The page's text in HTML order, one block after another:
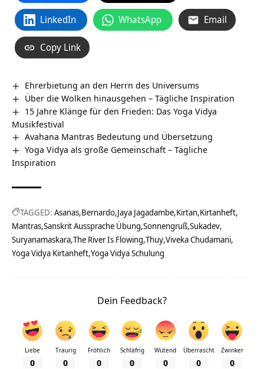
LinkedIn WhatsApp Email
Copy Link
Ehrerbietung an den Herrn des Universums
Über die Wolken hinausgehen – Tägliche Inspiration
15 Jahre Klänge für den Frieden: Das Yoga Vidya
Musikfestival
Avahana Mantras Bedeutung und Übersetzung
Yoga Vidya als große Gemeinschaft – Tägliche
Inspiration
TAGGED: Asanas Bernardo Jaya Jagadambe Kirtan Kirtanheft
Mantras Sanskrit Aussprache Übung Sonnengruß Sukadev
Suryanamaskara The River Is Flowing Thuy Viveka Chudamani
Yoga Vidya Kirtanheft Yoga Vidya Schulung
Dein Feedback?
Liebe
0
Traurig
0
Fröhlich
0
Schläfrig
0
Wütend
0
Überrascht
0
Zwinker
0